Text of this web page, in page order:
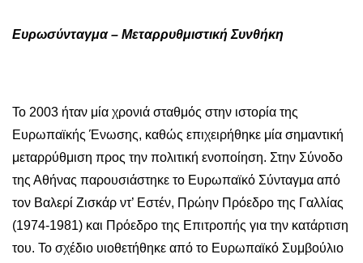
Ευρωσύνταγμα – Μεταρρυθμιστική Συνθήκη
Το 2003 ήταν μία χρονιά σταθμός στην ιστορία της
Ευρωπαϊκής Ένωσης, καθώς επιχειρήθηκε μία σημαντική
μεταρρύθμιση προς την πολιτική ενοποίηση. Στην Σύνοδο
της Αθήνας παρουσιάστηκε το Ευρωπαϊκό Σύνταγμα από
τον Βαλερί Ζισκάρ ντ’ Εστέν, Πρώην Πρόεδρο της Γαλλίας
(1974-1981) και Πρόεδρο της Επιτροπής για την κατάρτιση
του. Το σχέδιο υιοθετήθηκε από το Ευρωπαϊκό Συμβούλιο